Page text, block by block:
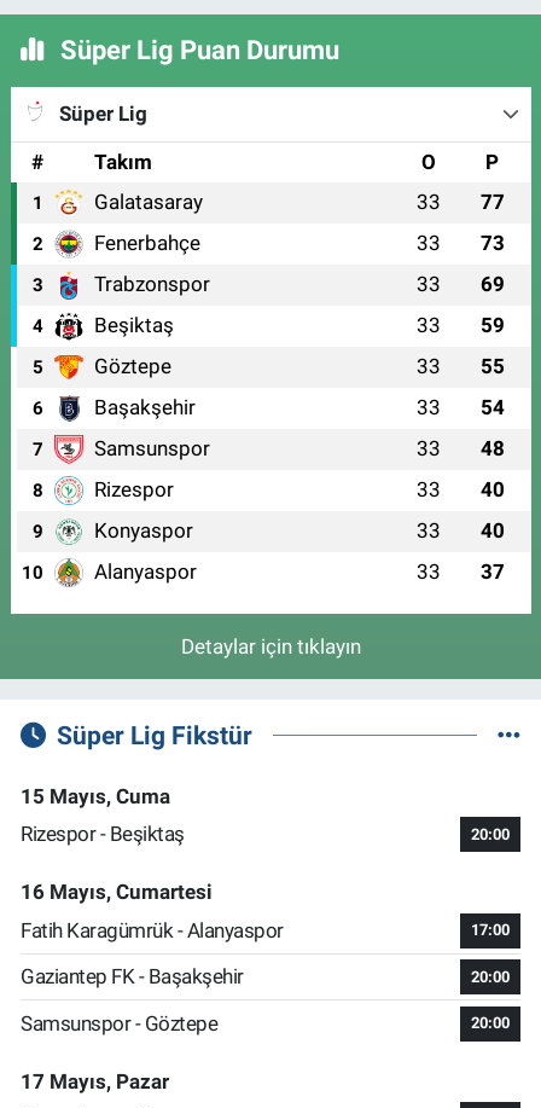
Süper Lig Puan Durumu
Süper Lig
#
Takım O P
1 Galatasaray 33 77
2 Fenerbahçe 33 73
3 Trabzonspor 33 69
4 Beşiktaş 33 59
5 Göztepe 33 55
6 Başakşehir 33 54
7 Samsunspor 33 48
8 Rizespor 33 40
9 Konyaspor 33 40
10 Alanyaspor 33 37
Detaylar için tıklayın
Süper Lig Fikstür
15 Mayıs, Cuma
Rizespor - Beşiktaş
20:00
16 Mayıs, Cumartesi
Fatih Karagümrük - Alanyaspor
17:00
Gaziantep FK - Başakşehir 20:00
Samsunspor - Göztepe 20:00
17 Mayıs, Pazar